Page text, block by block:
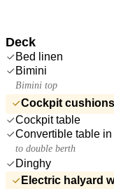
Deck
Bed linen
Bimini
Bimini top
Cockpit cushions
Cockpit table
Convertible table in
to double berth
Dinghy
Electric halyard